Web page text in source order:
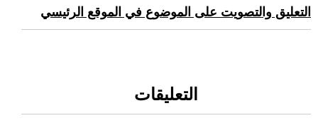
التعليق والتصويت على الموضوع في الموقع الرئيسي
التعليقات